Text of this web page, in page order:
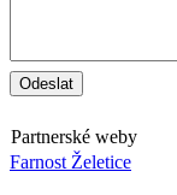
Partnerské weby
Farnost Želetice